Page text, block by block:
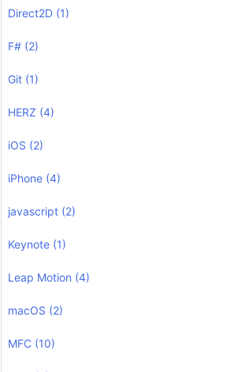
Direct2D (1)
F# (2)
Git (1)
HERZ (4)
iOS (2)
iPhone (4)
javascript (2)
Keynote (1)
Leap Motion (4)
macOS (2)
MFC (10)